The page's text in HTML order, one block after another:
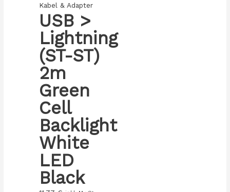
Kabel & Adapter
USB >
Lightning
(ST-ST)
2m
Green
Cell
Backlight
White
LED
Black